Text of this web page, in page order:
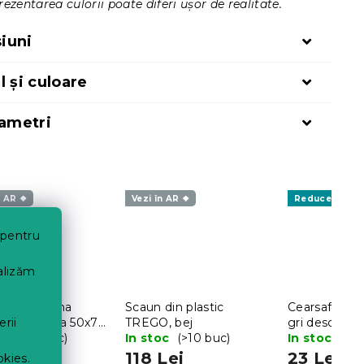
culorii poate diferi ușor de realitate.
și culoare
AR ❖
de gradina
metalica 50x70
(>10 buc)
Vezi în AR ❖
Scaun din plastic
TREGO, bej
In stoc
(>10 buc)
118 Lei
Reduceri
Cearsaf
gri deschis,
In stoc
23 Lei